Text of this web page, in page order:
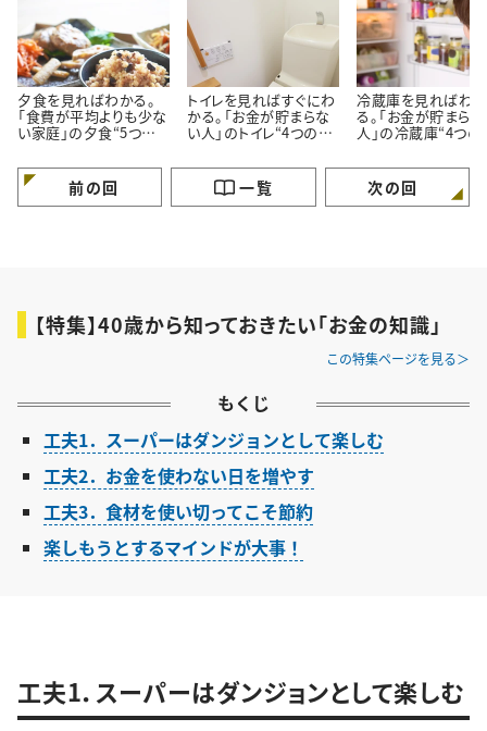
夕食を見ればわかる。
「食費が平均よりも少な
い家庭」の夕食“5つの
トイレを見ればすぐにわ
かる。「お金が貯まらな
い人」のトイレ“4つの特
冷蔵庫を見ればわか
る。「お金が貯まら
人」の冷蔵庫“4つの
前の回 一覧 次の回
【特集】40歳から知っておきたい「お金の知識」
この特集ページを見る
もくじ
工夫1．スーパーはダンジョンとして楽しむ
工夫2．お金を使わない日を増やす
工夫3．食材を使い切ってこそ節約
楽しもうとするマインドが大事！
工夫1．スーパーはダンジョンとして楽しむ